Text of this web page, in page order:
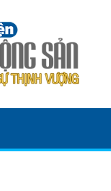
ĐỘNG